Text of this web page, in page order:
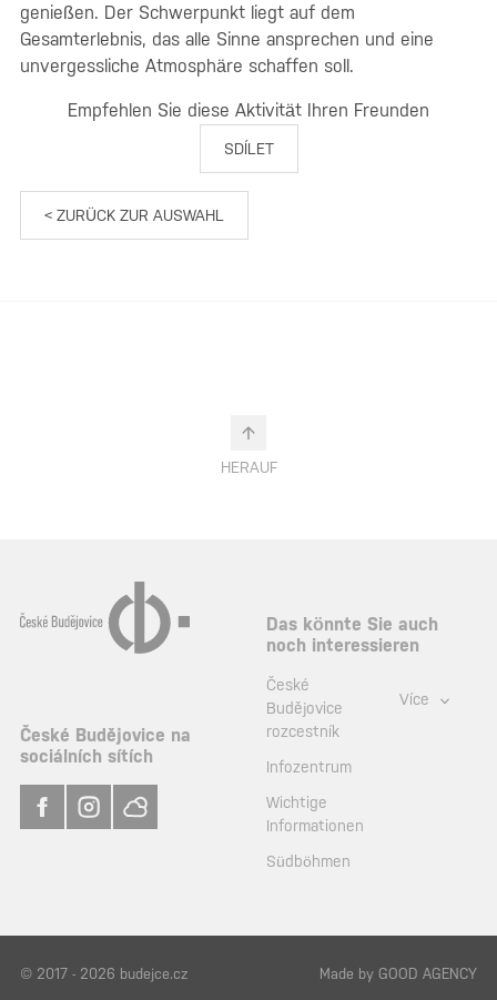
genießen. Der Schwerpunkt liegt auf dem
Gesamterlebnis, das alle Sinne ansprechen und eine
unvergessliche Atmosphäre schaffen soll.
Empfehlen Sie diese Aktivität Ihren Freunden
SDÍLET
< ZURÜCK ZUR AUSWAHL
HERAUF
České Budějovice na
sociálních sítích
Das könnte Sie auch
noch interessieren
České
Budějovice
rozcestník
Infozentrum
Wichtige
Informationen
Südböhmen
Více
© 2017 - 2026 budejce.cz Made by GOOD AGENCY